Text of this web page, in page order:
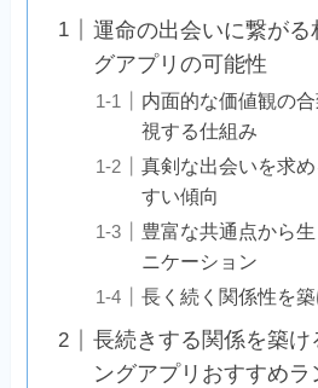
運命の出会いに繋が
グアプリの可能性
内面的な価値観の
視する仕組み
真剣な出会いを求
すい傾向
豊富な共通点から
ニケーション
長く続く関係性を
長続きする関係を築
ングアプリおすすめ